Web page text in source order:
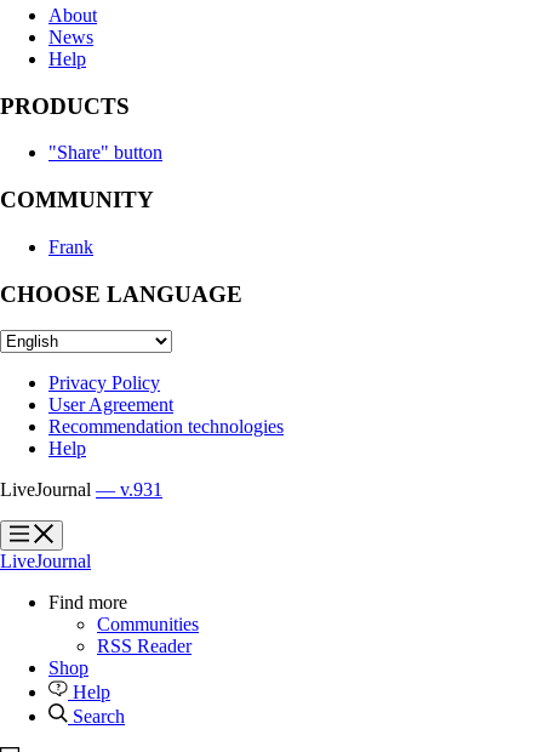
About
News
Help
PRODUCTS
"Share" button
COMMUNITY
Frank
CHOOSE LANGUAGE
Privacy Policy
User Agreement
Recommendation technologies
Help
LiveJournal — v.931
?
?
LiveJournal
Find more
Communities
RSS Reader
Shop
Help
Search